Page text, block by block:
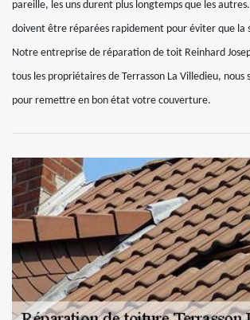
pareille, les uns durent plus longtemps que les
doivent être réparées rapidement pour éviter que la
Notre entreprise de réparation de toit Reinhard
tous les propriétaires de Terrasson La Villedieu, nous
pour remettre en bon état votre couverture.